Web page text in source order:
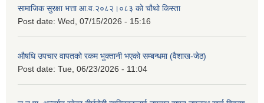
सामाजिक सुरक्षा भत्ता आ.व.२०८२।०८३ को चौथो किस्ता
Post date: Wed, 07/15/2026 - 15:16
औषधि उपचार वापतको रकम भुक्तानी भएको सम्बन्धमा (वैशाख-जेठ)
Post date: Tue, 06/23/2026 - 11:04